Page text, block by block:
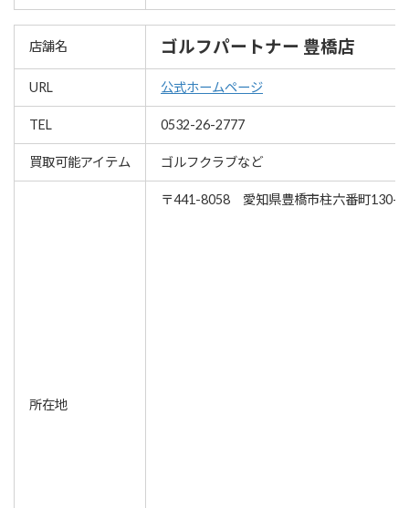
店舗名 ゴルフパートナー 豊橋店
URL 公式ホームページ
TEL 0532-26-2777
買取可能アイテム ゴルフクラブなど
所在地
〒441-8058 愛知県豊橋市柱六番町130-1